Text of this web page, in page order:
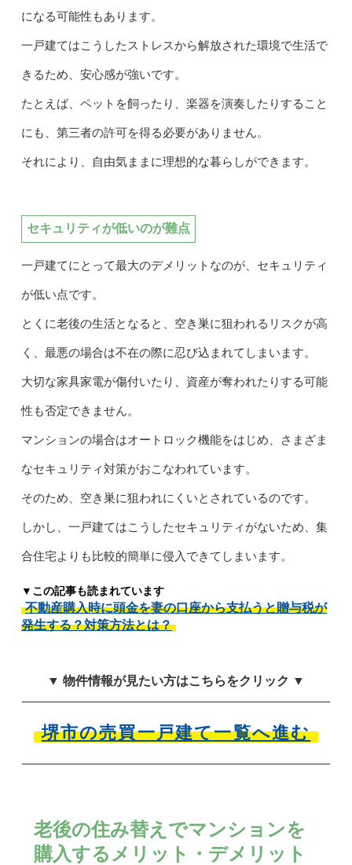
になる可能性もあります。
一戸建てはこうしたストレスから解放された環境で生活で
きるため、安心感が強いです。
たとえば、ペットを飼ったり、楽器を演奏したりすること
にも、第三者の許可を得る必要がありません。
それにより、自由気ままに理想的な暮らしができます。
セキュリティが低いのが難点
一戸建てにとって最大のデメリットなのが、セキュリティ
が低い点です。
とくに老後の生活となると、空き巣に狙われるリスクが高
く、最悪の場合は不在の際に忍び込まれてしまいます。
大切な家具家電が傷付いたり、資産が奪われたりする可能
性も否定できません。
マンションの場合はオートロック機能をはじめ、さまざま
なセキュリティ対策がおこなわれています。
そのため、空き巣に狙われにくいとされているのです。
しかし、一戸建てはこうしたセキュリティがないため、集
合住宅よりも比較的簡単に侵入できてしまいます。
▼この記事も読まれています
不動産購入時に頭金を妻の口座から支払うと贈与税が
発生する？対策方法とは？
▼ 物件情報が見たい方はこちらをクリック ▼
堺市の売買一戸建て一覧へ進む
老後の住み替えでマンションを
購入するメリット・デメリット